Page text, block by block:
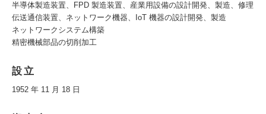
半導体製造装置、FPD 製造装置、産業用設備の設計開発、製造、修理
伝送通信装置、ネットワーク機器、IoT 機器の設計開発、製造
ネットワークシステム構築
精密機械部品の切削加工
設立
1952 年 11 月 18 日